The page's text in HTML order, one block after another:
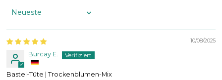
Sort by
10/08/2025
Burcay E.
Bastel-Tüte | Trockenblumen-Mix